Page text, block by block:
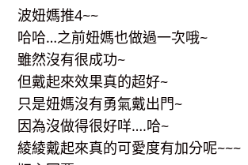
波妞媽推4~~
哈哈…之前妞媽也做過一次哦~
雖然沒有很成功~
但戴起來效果真的超好~
只是妞媽沒有勇氣戴出門~
因為沒做得很好咩….哈~
綾綾戴起來真的可愛度有加分呢~~~